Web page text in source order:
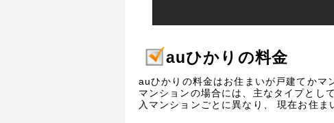
auひかりの料金
auひかりの料金はお住まいが戸建てかマ
マンションの場合には、主なタイプとし
入マンションごとに異なり、 現在お住